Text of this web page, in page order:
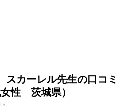
カーレル先生の口コミ
性 茨城県）